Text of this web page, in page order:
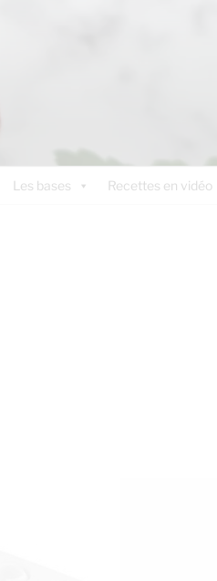
Les bases Recettes en vidéo